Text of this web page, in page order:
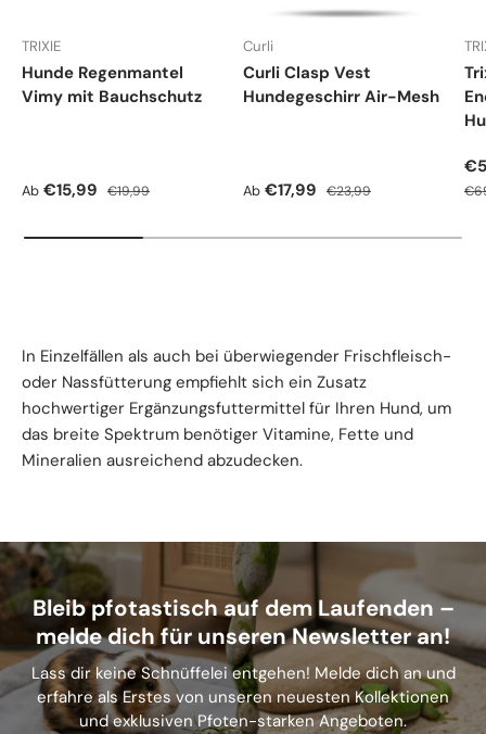
TRIXIE
Hunde Regenmantel
Vimy mit Bauchschutz
Verkaufspreis
Ab €15,99 Normaler Preis
€19,99
Curli
Curli Clasp Vest
Hundegeschirr Air-Mesh
Verkaufspreis
Ab €17,99 Normaler Preis
€23,99
In Einzelfällen als auch bei überwiegender Frischfleisch-
oder Nassfütterung empfiehlt sich ein Zusatz
hochwertiger Ergänzungsfuttermittel für Ihren Hund, um
das breite Spektrum benötiger Vitamine, Fette und
Mineralien ausreichend abzudecken.
Bleib pfotastisch auf dem Laufenden –
melde dich für unseren Newsletter an!
Lass dir keine Schnüffelei entgehen! Melde dich an und
erfahre als Erstes von unseren neuesten Kollektionen
und exklusiven Pfoten-starken Angeboten.